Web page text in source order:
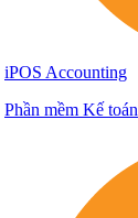
iPOS Accounting
Phần mềm Kế toán